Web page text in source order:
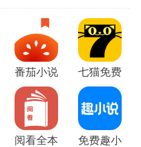
资源，都很根据市场受欢迎的热度为
排序的哦，致力于带给大家好用的追
件！
说app
番茄小说免费版下载安装
七猫免费阅
说app
阅看全本免费小说APP
免费趣小说